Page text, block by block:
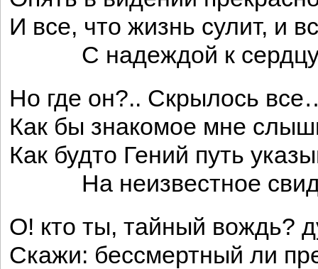
И все, что жизнь сулит, и
С надеждой к сердцу
Но где он?.. Скрылось
Как бы знакомое мне
Как будто Гений путь
На неизвестное
О! кто ты, тайный вождь?
Скажи: бессмертный ли